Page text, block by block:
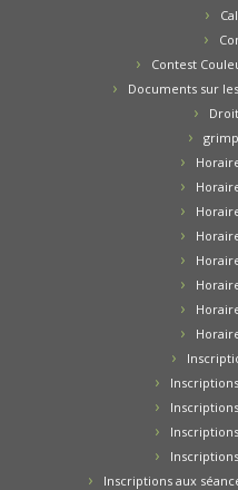
Contest
Documents sur
Inscriptions aux